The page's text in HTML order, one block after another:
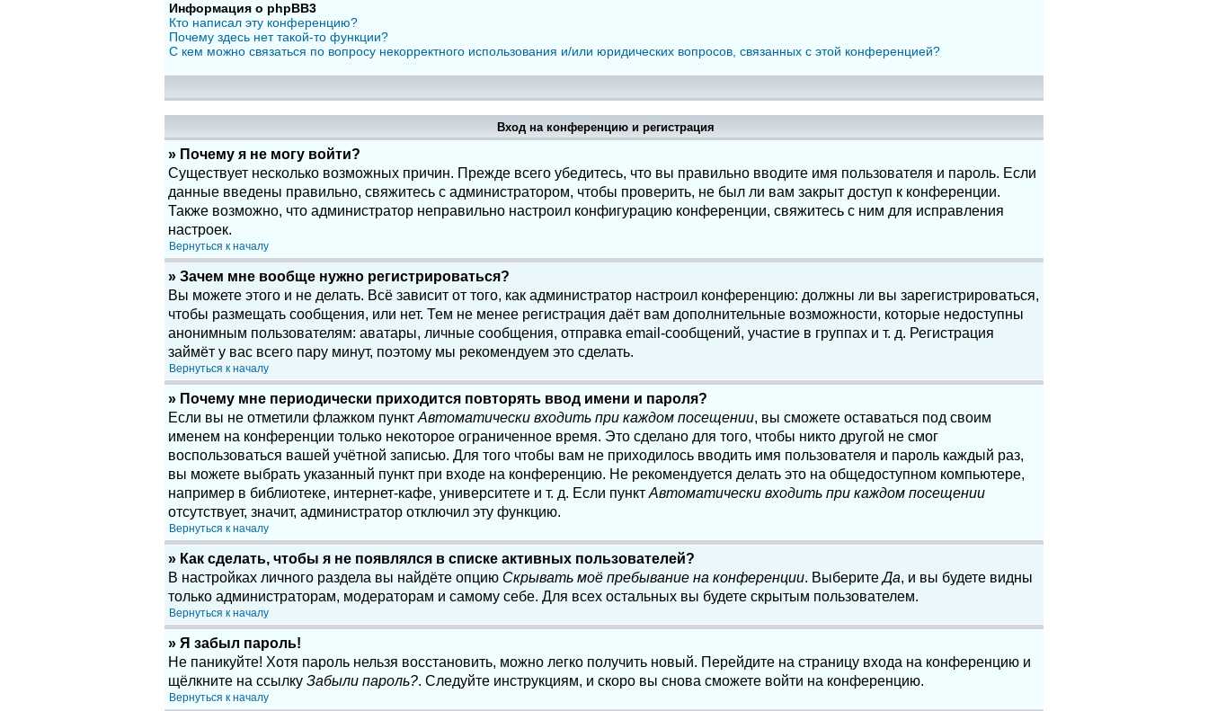
Информация о phpBB3
Кто написал эту конференцию?
Почему здесь нет такой-то функции?
С кем можно связаться по вопросу некорректного использования и/или юридических вопросов, связанных с этой конференцией?
Вход на конференцию и регистрация
» Почему я не могу войти?
Существует несколько возможных причин. Прежде всего убедитесь, что вы правильно вводите имя пользователя и пароль. Если
данные введены правильно, свяжитесь с администратором, чтобы проверить, не был ли вам закрыт доступ к конференции.
Также возможно, что администратор неправильно настроил конфигурацию конференции, свяжитесь с ним для исправления
настроек.
Вернуться к началу
» Зачем мне вообще нужно регистрироваться?
Вы можете этого и не делать. Всё зависит от того, как администратор настроил конференцию: должны ли вы зарегистрироваться,
чтобы размещать сообщения, или нет. Тем не менее регистрация даёт вам дополнительные возможности, которые недоступны
анонимным пользователям: аватары, личные сообщения, отправка email-сообщений, участие в группах и т. д. Регистрация
займёт у вас всего пару минут, поэтому мы рекомендуем это сделать.
Вернуться к началу
» Почему мне периодически приходится повторять ввод имени и пароля?
Если вы не отметили флажком пункт Автоматически входить при каждом посещении, вы сможете оставаться под своим
именем на конференции только некоторое ограниченное время. Это сделано для того, чтобы никто другой не смог
воспользоваться вашей учётной записью. Для того чтобы вам не приходилось вводить имя пользователя и пароль каждый раз,
вы можете выбрать указанный пункт при входе на конференцию. Не рекомендуется делать это на общедоступном компьютере,
например в библиотеке, интернет-кафе, университете и т. д. Если пункт Автоматически входить при каждом посещении
отсутствует, значит, администратор отключил эту функцию.
Вернуться к началу
» Как сделать, чтобы я не появлялся в списке активных пользователей?
В настройках личного раздела вы найдёте опцию Скрывать моё пребывание на конференции. ВыберитеДа, и вы будете видны
только администраторам, модераторам и самому себе. Для всех остальных вы будете скрытым пользователем.
Вернуться к началу
» Я забыл пароль!
Не паникуйте! Хотя пароль нельзя восстановить, можно легко получить новый. Перейдите на страницу входа на конференцию и
щёлкните на ссылку Забыли пароль?. Следуйте инструкциям, и скоро вы снова сможете войти на конференцию.
Вернуться к началу